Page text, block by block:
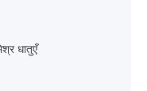
धातुएँ